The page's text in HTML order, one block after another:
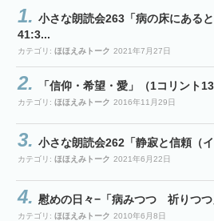
小さな朗読会263「病の床にある
41:3...
カテゴリ: ほほえみトーク 2021年7月27日
「信仰・希望・愛」（1コリント13
カテゴリ: ほほえみトーク 2016年11月29日
小さな朗読会262「静寂と信頼（
カテゴリ: ほほえみトーク 2021年6月22日
慰めの日々−「病みつつ 祈りつつ
カテゴリ: ほほえみトーク 2010年6月8日